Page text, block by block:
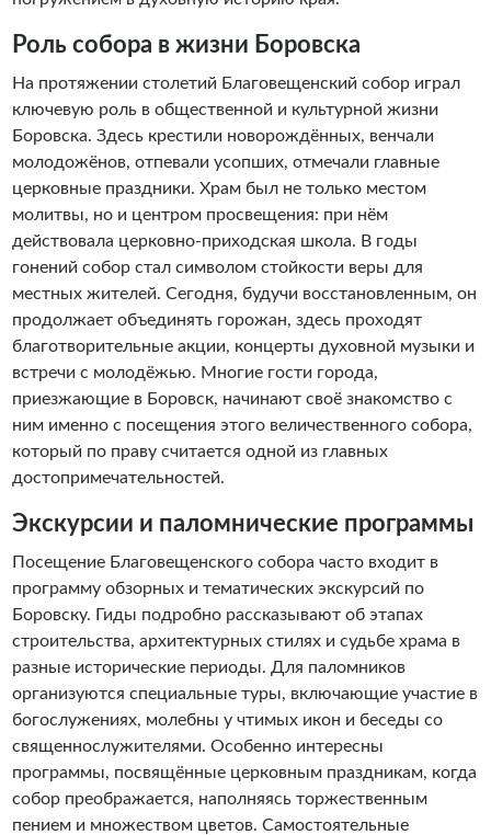
Роль собора в жизни Боровска
На протяжении столетий Благовещенский собор играл
ключевую роль в общественной и культурной жизни
Боровска. Здесь крестили новорождённых, венчали
молодожёнов, отпевали усопших, отмечали главные
церковные праздники. Храм был не только местом
молитвы, но и центром просвещения: при нём
действовала церковно-приходская школа. В годы
гонений собор стал символом стойкости веры для
местных жителей. Сегодня, будучи восстановленным, он
продолжает объединять горожан, здесь проходят
благотворительные акции, концерты духовной музыки и
встречи с молодёжью. Многие гости города,
приезжающие в Боровск, начинают своё знакомство с
ним именно с посещения этого величественного собора,
который по праву считается одной из главных
достопримечательностей.
Экскурсии и паломнические программы
Посещение Благовещенского собора часто входит в
программу обзорных и тематических экскурсий по
Боровску. Гиды подробно рассказывают об этапах
строительства, архитектурных стилях и судьбе храма в
разные исторические периоды. Для паломников
организуются специальные туры, включающие участие в
богослужениях, молебны у чтимых икон и беседы со
священнослужителями. Особенно интересны
программы, посвящённые церковным праздникам, когда
собор преображается, наполняясь торжественным
пением и множеством цветов. Самостоятельные